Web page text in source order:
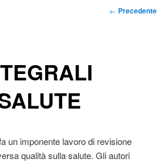
Navigazione
← Precedente
un imponente lavoro di revisione
qualità sulla salute. Gli autori